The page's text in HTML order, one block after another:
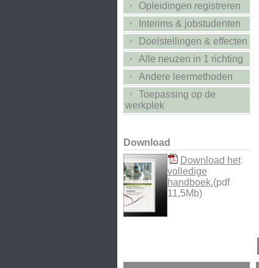
Opleidingen registreren
Interims & jobstudenten
Doelstellingen & effecten
Alle neuzen in 1 richting
Andere leermethoden
Toepassing op de
werkplek
Download
Download het
volledige
handboek.(pdf
11,5Mb)